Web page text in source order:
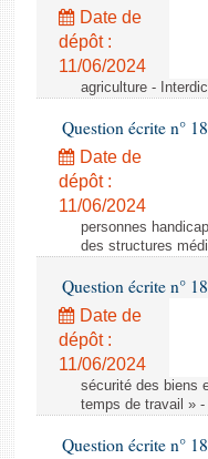
Date de
dépôt :
11/06/2024
agriculture -
Question écrite n°
Date de
dépôt :
11/06/2024
personnes
des structures
Question écrite n°
Date de
dépôt :
11/06/2024
sécurité des biens
temps de travail »
Question écrite n°